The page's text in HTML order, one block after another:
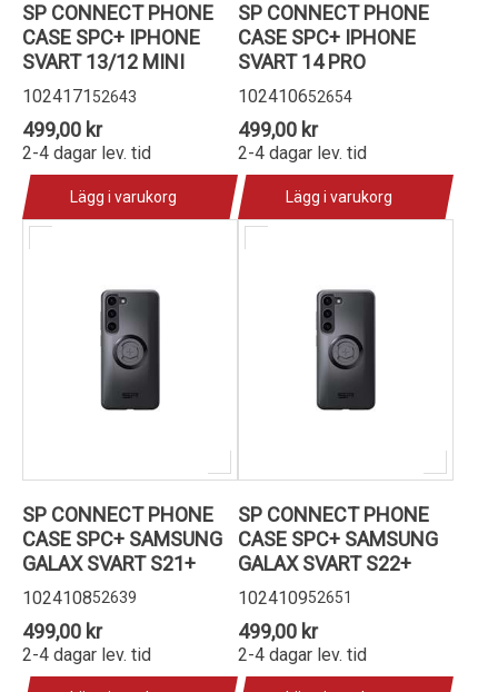
SP CONNECT PHONE
CASE SPC+ IPHONE
SVART 13/12 MINI
102417152643
499,00 kr
2-4 dagar lev. tid
Lägg i varukorg
SP CONNECT PHONE
CASE SPC+ IPHONE
SVART 14 PRO
102410652654
499,00 kr
2-4 dagar lev. tid
Lägg i varukorg
SP CONNECT PHONE
CASE SPC+ SAMSUNG
GALAX SVART S21+
102410852639
499,00 kr
2-4 dagar lev. tid
SP CONNECT PHONE
CASE SPC+ SAMSUNG
GALAX SVART S22+
102410952651
499,00 kr
2-4 dagar lev. tid